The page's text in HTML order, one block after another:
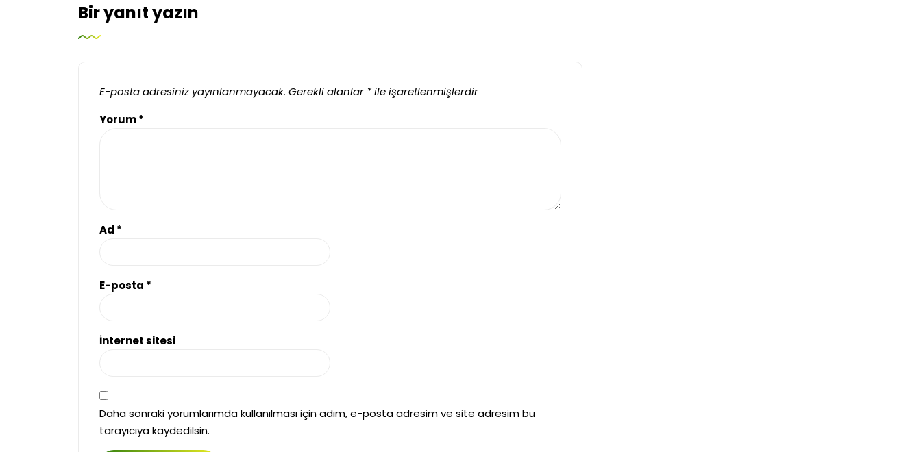
Bir yanıt yazın
E-posta adresiniz yayınlanmayacak. Gerekli alanlar *ile işaretlenmişlerdir
Yorum*
Ad *
E-posta *
İnternet sitesi
Daha sonraki yorumlarımda kullanılması için adım, e-posta adresim ve site adresim bu
tarayıcıya kaydedilsin.